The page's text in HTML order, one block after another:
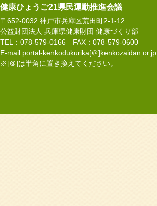
健康ひょうご21県民運動推進会議
〒652-0032 神戸市兵庫区荒田町2-1-12
公益財団法人 兵庫県健康財団 健康づくり部
TEL：078-579-0166 FAX：078-579-0600
E-mail:portal-kenkodukurika[＠]kenkozaidan.or.jp
※[＠]は半角に置き換えてください。